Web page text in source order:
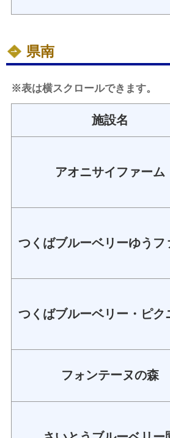
県南
※表は横スクロールできます。
施設名
アオニサイファーム
つくばブルーベリーゆうフ
つくばブルーベリー・ピク
フォンテーヌの森